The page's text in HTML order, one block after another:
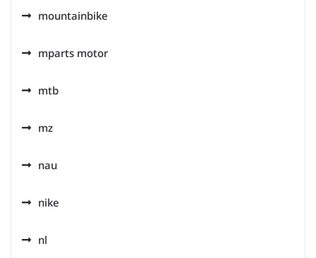
mountainbike
mparts motor
mtb
mz
nau
nike
nl